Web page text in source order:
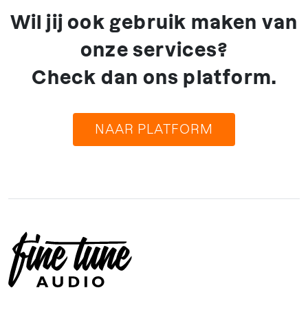
Wil jij ook gebruik maken van
onze services?
Check dan ons platform.
NAAR PLATFORM